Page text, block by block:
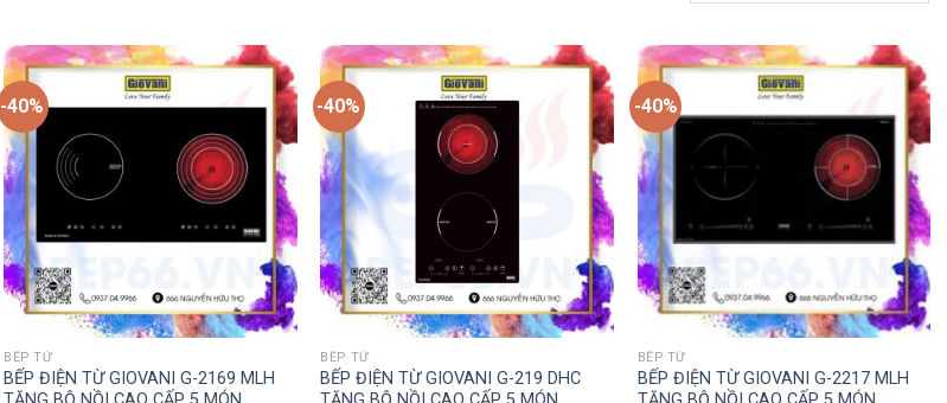
-40%
BẾP TỪ
BẾP ĐIỆN TỪ GIOVANI G-2169 MLH
-40%
BẾP TỪ
BẾP ĐIỆN TỪ GIOVANI G-219 DHC
-40%
BẾP TỪ
BẾP ĐIỆN TỪ GIOVANI G-2217 MLH